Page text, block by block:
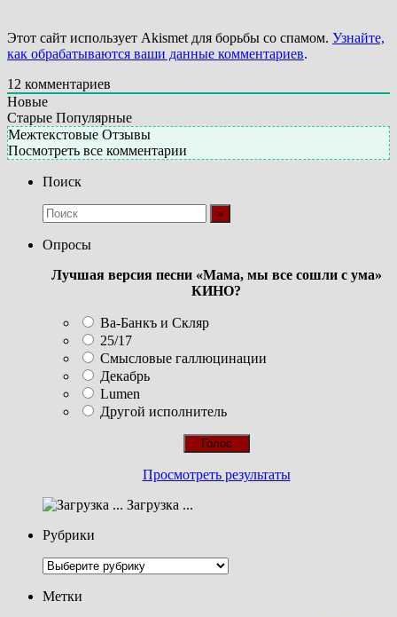
Этот сайт использует Akismet для борьбы со спамом. Узнайте,
как обрабатываются ваши данные комментариев.
12 комментариев
Новые
Старые Популярные
Межтекстовые Отзывы
Посмотреть все комментарии
Поиск
Опросы
Лучшая версия песни «Мама, мы все сошли с ума»
КИНО?
Ва-Банкъ и Скляр
25/17
Смысловые галлюцинации
Декабрь
Lumen
Другой исполнитель
Просмотреть результаты
Загрузка ...
Рубрики
Рубрики
Метки